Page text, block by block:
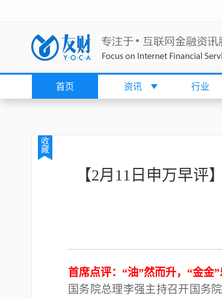
首页 资讯 行业
收
藏
【2月11日申万早评
首席点评： “油”然而升，“金金
国务院总理李强主持召开国务